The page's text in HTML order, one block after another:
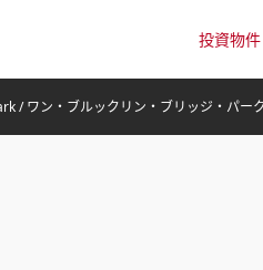
投資物件
/ ワン・ブルックリン・ブリッジ・パー